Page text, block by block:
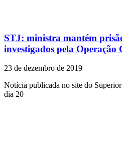
STJ: ministra mantém
investigados pela
23 de dezembro de 2019
Notícia publicada no site do
dia 20